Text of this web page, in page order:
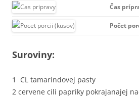
Čas
Počet
Suroviny:
1 CL tamarindovej pasty
2 cervene cili papriky pokrajanajej